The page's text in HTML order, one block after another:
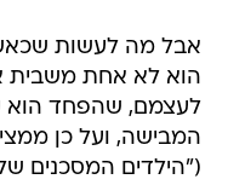
אבל מה לעשות
הוא לא אחת משבית
לעצמם, שהפחד
המבישה, ועל כן
("הילדים המסכנים